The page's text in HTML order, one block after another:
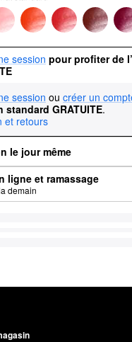
session pour profiter de
session ou créer un
standard GRATUITE.
et retours
le jour même
ligne et ramassage
demain